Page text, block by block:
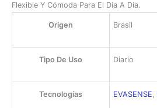
Flexible Y Cómoda Para El Día A Día.
Origen Brasil
Tipo De Uso Diario
Tecnologías EVASENSE,